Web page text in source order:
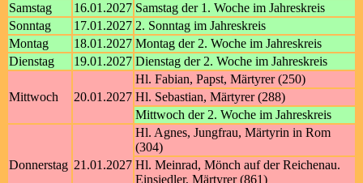
Samstag
16.01.2027 Samstag der 1. Woche im Jahreskreis
Sonntag
17.01.2027 2. Sonntag im Jahreskreis
Montag
18.01.2027 Montag der 2. Woche im Jahreskreis
Dienstag
19.01.2027 Dienstag der 2. Woche im Jahreskreis
Mittwoch 20.01.2027
Hl. Fabian, Papst, Märtyrer (250)
Hl. Sebastian, Märtyrer (288)
Mittwoch der 2. Woche im Jahreskreis
Donnerstag 21.01.2027
Hl. Agnes, Jungfrau, Märtyrin in Rom
(304)
Hl. Meinrad, Mönch auf der Reichenau.
Einsiedler, Märtyrer (861)